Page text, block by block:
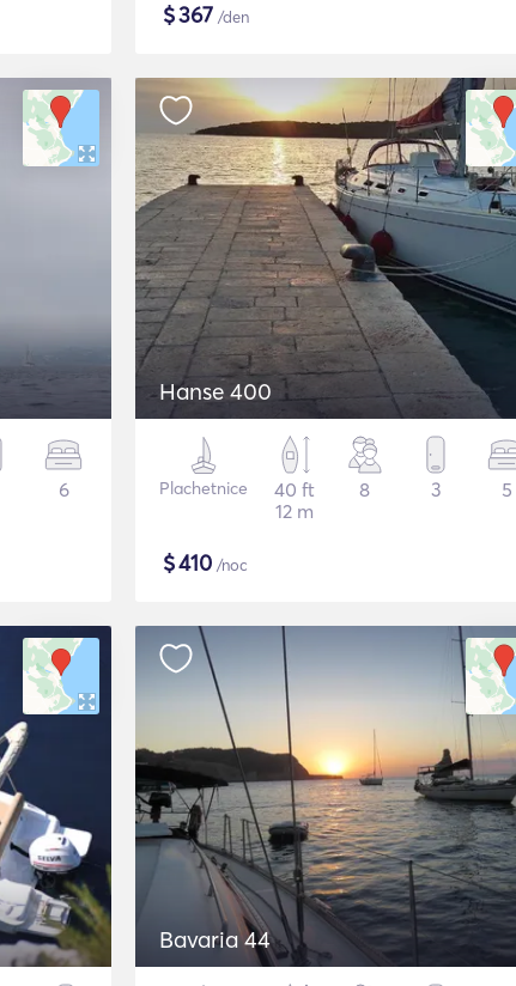
$367 /den
6
Hanse 400
Plachetnice
40 ft
12 m
8 3 5
$410 /noc
Bavaria 44